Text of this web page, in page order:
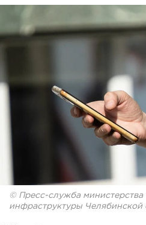
© Пресс-служба министерства
инфраструктуры Челябинской